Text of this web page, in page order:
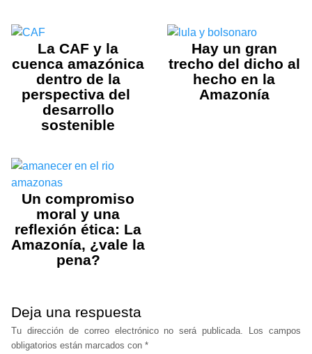
La CAF y la
cuenca amazónica
dentro de la
perspectiva del
desarrollo
sostenible
Hay un gran
trecho del dicho al
hecho en la
Amazonía
Un compromiso
moral y una
reflexión ética: La
Amazonía, ¿vale la
pena?
Deja una respuesta
Tu dirección de correo electrónico no será publicada.
Los campos
obligatorios están marcados con *